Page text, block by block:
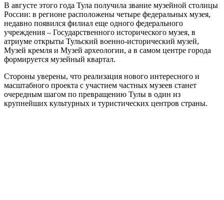
В августе этого года Тула получила звание музейной столицы
России: в регионе расположены четыре федеральных музея,
недавно появился филиал еще одного федерального
учреждения – Государственного исторического музея, в
атриуме открыты Тульский военно-исторический музей,
Музей кремля и Музей археологии, а в самом центре города
формируется музейный квартал.
Стороны уверены, что реализация нового интересного и
масштабного проекта с участием частных музеев станет
очередным шагом по превращению Тулы в один из
крупнейших культурных и туристических центров страны.